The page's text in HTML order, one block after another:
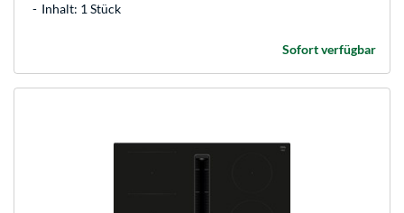
Inhalt: 1 Stück
Sofort verfügbar